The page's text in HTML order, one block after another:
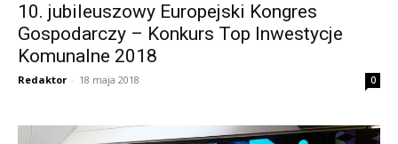
10. jubileuszowy Europejski Kongres
Gospodarczy – Konkurs Top Inwestycje
Komunalne 2018
Redaktor - 18 maja 2018 0